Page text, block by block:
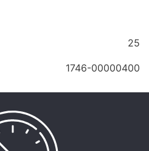
25
1746-00000400